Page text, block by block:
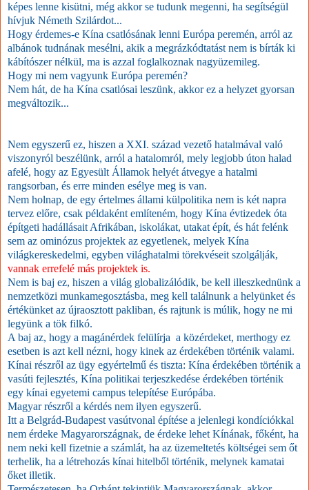
képes lenne kisütni, még akkor se tudunk megenni, ha segítségül
hívjuk Németh Szilárdot...
Hogy érdemes-e Kína csatlósának lenni Európa peremén, arról az
albánok tudnának mesélni, akik a megrázkódtatást nem is bírták ki
kábítószer nélkül, ma is azzal foglalkoznak nagyüzemileg.
Hogy mi nem vagyunk Európa peremén?
Nem hát, de ha Kína csatlósai leszünk, akkor ez a helyzet gyorsan
megváltozik...
Nem egyszerű ez, hiszen a XXI. század vezető hatalmával való
viszonyról beszélünk, arról a hatalomról, mely legjobb úton halad
afelé, hogy az Egyesült Államok helyét átvegye a hatalmi
rangsorban, és erre minden esélye meg is van.
Nem holnap, de egy értelmes állami külpolitika nem is két napra
tervez előre, csak példaként említeném, hogy Kína évtizedek óta
építgeti hadállásait Afrikában, iskolákat, utakat épít, és hát felénk
sem az ominózus projektek az egyetlenek, melyek Kína
világkereskedelmi, egyben világhatalmi törekvéseit szolgálják,
vannak errefelé más projektek is.
Nem is baj ez, hiszen a világ globalizálódik, be kell illeszkednünk a
nemzetközi munkamegosztásba, meg kell találnunk a helyünket és
értékünket az újraosztott pakliban, és rajtunk is múlik, hogy ne mi
legyünk a tök filkó.
A baj az, hogy a magánérdek felülírja a közérdeket, merthogy ez
esetben is azt kell nézni, hogy kinek az érdekében történik valami.
Kínai részről az ügy egyértelmű és tiszta: Kína érdekében történik a
vasúti fejlesztés, Kína politikai terjeszkedése érdekében történik
egy kínai egyetemi campus telepítése Európába.
Magyar részről a kérdés nem ilyen egyszerű.
Itt a Belgrád-Budapest vasútvonal építése a jelenlegi kondíciókkal
nem érdeke Magyarországnak, de érdeke lehet Kínának, főként, ha
nem neki kell fizetnie a számlát, ha az üzemeltetés költségei sem őt
terhelik, ha a létrehozás kínai hitelből történik, melynek kamatai
őket illetik.